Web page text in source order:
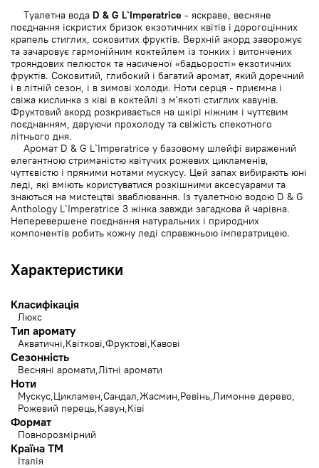
Туалетна вода D & G L`Imperatrice - яскраве, весняне
поєднання іскристих бризок екзотичних квітів і дорогоцінних
крапель стиглих, соковитих фруктів. Верхній акорд заворожує
та зачаровує гармонійним коктейлем із тонких і витончених
трояндових пелюсток та насиченої «бадьорості» екзотичних
фруктів. Соковитий, глибокий і багатий аромат, який доречний
і в літній сезон, і в зимові холоди. Ноти серця - приємна і
свіжа кислинка з ківі в коктейлі з м'якоті стиглих кавунів.
Фруктовий акорд розкривається на шкірі ніжним і чуттєвим
поєднанням, даруючи прохолоду та свіжість спекотного
літнього дня.
Аромат D & G L`Imperatrice у базовому шлейфі виражений
елегантною стриманістю квітучих рожевих цикламенів,
чуттєвістю і пряними нотами мускусу. Цей запах вибирають юні
леді, які вміють користуватися розкішними аксесуарами та
знаються на мистецтві зваблювання. Із туалетною водою D & G
Anthology L`Imperatrice 3 жінка завжди загадкова й чарівна.
Неперевершене поєднання натуральних і природних
компонентів робить кожну леді справжньою імператрицею.
Характеристики
Класифікація
Люкс
Тип аромату
Акватичні Квіткові Фруктові Кавові
Сезонність
Весняні аромати Літні аромати
Ноти
Мускус Цикламен Сандал Жасмин Ревінь Лимонне дерево
Рожевий перець Кавун Ківі
Формат
Повнорозмірний
Країна ТМ
Італія